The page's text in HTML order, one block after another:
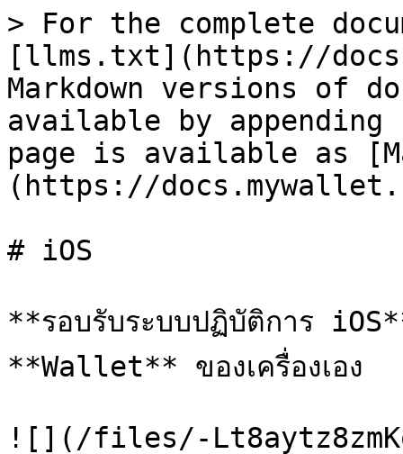
> For the complete
[llms.txt](https://
Markdown versions of
available by
page is available as
(https://
# iOS
**รอบรับระบบปฏิบัติการ
**Wallet** ของเครื่องเอง